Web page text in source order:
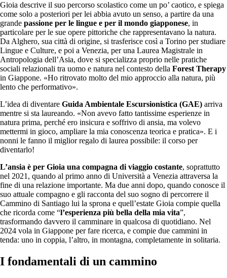
Gioia descrive il suo percorso scolastico come un po’ caotico, e spiega
come solo a posteriori per lei abbia avuto un senso, a partire da una
grande passione per le lingue e per il mondo giapponese, in
particolare per le sue opere pittoriche che rappresentavano la natura.
Da Alghero, sua città di origine, si trasferisce così a Torino per studiare
Lingue e Culture, e poi a Venezia, per una Laurea Magistrale in
Antropologia dell’Asia, dove si specializza proprio nelle pratiche
sociali relazionali tra uomo e natura nel contesto della Forest Therapy
in Giappone. «Ho ritrovato molto del mio approccio alla natura, più
lento che performativo».
L’idea di diventare Guida Ambientale Escursionistica (GAE) arriva
mentre si sta laureando. «Non avevo fatto tantissime esperienze in
natura prima, perché ero insicura e soffrivo di ansia, ma volevo
mettermi in gioco, ampliare la mia conoscenza teorica e pratica». E i
nonni le fanno il miglior regalo di laurea possibile: il corso per
diventarlo!
L’ansia è per Gioia una compagna di viaggio costante, soprattutto
nel 2021, quando al primo anno di Università a Venezia attraversa la
fine di una relazione importante. Ma due anni dopo, quando conosce il
suo attuale compagno e gli racconta del suo sogno di percorrere il
Cammino di Santiago lui la sprona e quell’estate Gioia compie quella
che ricorda come “l’esperienza più bella della mia vita”,
trasformando davvero il camminare in qualcosa di quotidiano. Nel
2024 vola in Giappone per fare ricerca, e compie due cammini in
tenda: uno in coppia, l’altro, in montagna, completamente in solitaria.
I fondamentali di un cammino